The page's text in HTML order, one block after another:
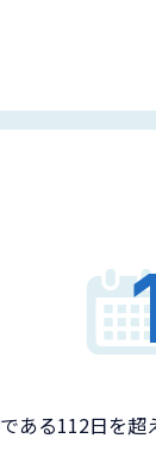
ある112日を